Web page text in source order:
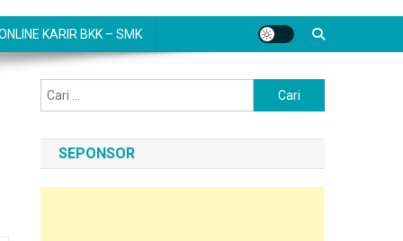
KARIR BKK – SMK
untuk:
SEPONSOR